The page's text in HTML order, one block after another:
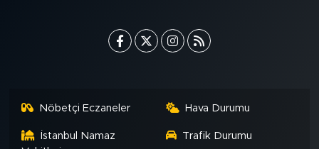
Nöbetçi Eczaneler Hava Durumu
İstanbul Namaz
Trafik Durumu